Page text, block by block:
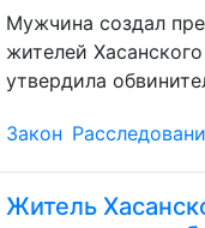
Мужчина создал
жителей
утвердила
Закон
Житель